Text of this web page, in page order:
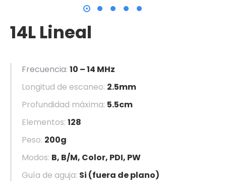
14L Lineal
Frecuencia: 10 – 14 MHz
Longitud de escaneo: 2.5mm
Profundidad máxima: 5.5cm
Elementos: 128
Peso: 200g
Modos: B, B/M, Color, PDI, PW
Guía de aguja: Si (fuera de plano)